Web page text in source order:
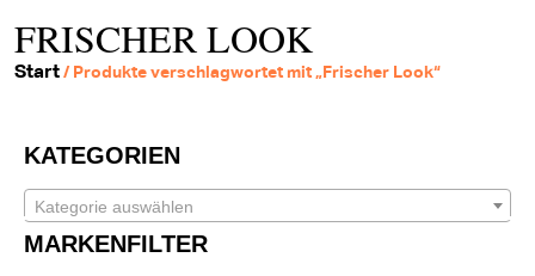
FRISCHER LOOK
Start/ Produkte verschlagwortet mit „Frischer Look“
KATEGORIEN
Kategorie auswählen
MARKENFILTER